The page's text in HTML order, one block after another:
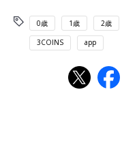
0歳 1歳 2歳
3COINS app